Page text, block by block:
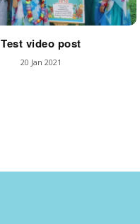
Test video post
20 Jan 2021